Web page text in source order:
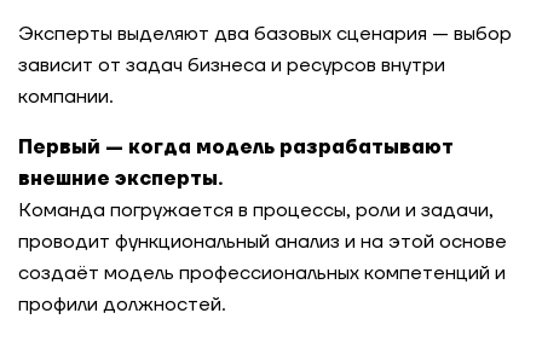
Эксперты выделяют два базовых сценария — выбор
зависит от задач бизнеса и ресурсов внутри
компании.
Первый — когда модель разрабатывают
внешние эксперты.
Команда погружается в процессы, роли и задачи,
проводит функциональный анализ и на этой основе
создаёт модель профессиональных компетенций и
профили должностей.